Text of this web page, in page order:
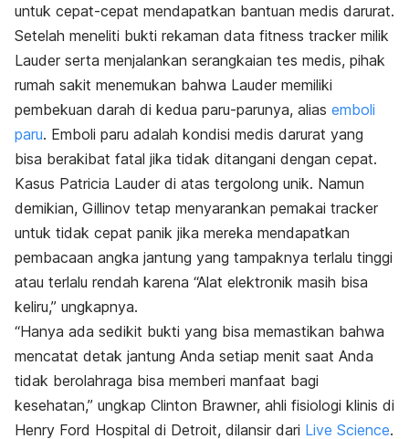
untuk cepat-cepat mendapatkan bantuan medis darurat.
Setelah meneliti bukti rekaman data fitness tracker milik
Lauder serta menjalankan serangkaian tes medis, pihak
rumah sakit menemukan bahwa Lauder memiliki
pembekuan darah di kedua paru-parunya, alias emboli
paru. Emboli paru adalah kondisi medis darurat yang
bisa berakibat fatal jika tidak ditangani dengan cepat.
Kasus Patricia Lauder di atas tergolong unik. Namun
demikian, Gillinov tetap menyarankan pemakai tracker
untuk tidak cepat panik jika mereka mendapatkan
pembacaan angka jantung yang tampaknya terlalu tinggi
atau terlalu rendah karena “Alat elektronik masih bisa
keliru,” ungkapnya.
“Hanya ada sedikit bukti yang bisa memastikan bahwa
mencatat detak jantung Anda setiap menit saat Anda
tidak berolahraga bisa memberi manfaat bagi
kesehatan,” ungkap Clinton Brawner, ahli fisiologi klinis di
Henry Ford Hospital di Detroit, dilansir dari Live Science.